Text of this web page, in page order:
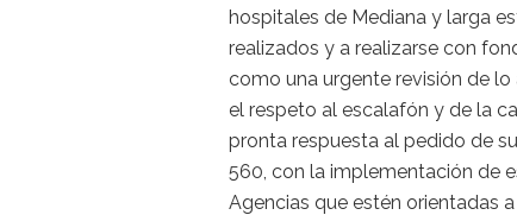
hospitales de Mediana y larga
realizados y a realizarse con
como una urgente revisión de
el respeto al escalafón y de la
pronta respuesta al pedido de
560, con la implementación de
Agencias que estén orientadas